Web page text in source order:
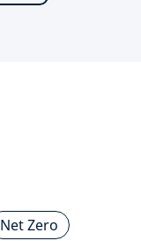
Net Zero